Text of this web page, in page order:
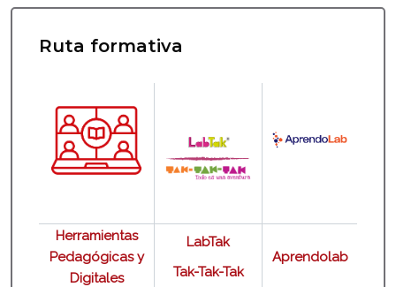
Salta Ruta formativa
Ruta formativa
Herramientas
Pedagógicas y
Digitales
LabTak
Tak-Tak-Tak
Aprendolab